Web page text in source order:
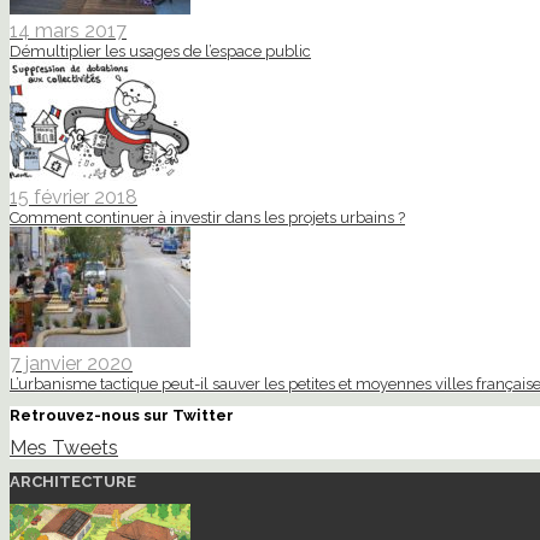
14 mars 2017
Démultiplier les usages de l’espace public
15 février 2018
Comment continuer à investir dans les projets urbains ?
7 janvier 2020
L’urbanisme tactique peut-il sauver les petites et moyennes villes
Retrouvez-nous sur Twitter
Mes Tweets
ARCHITECTURE